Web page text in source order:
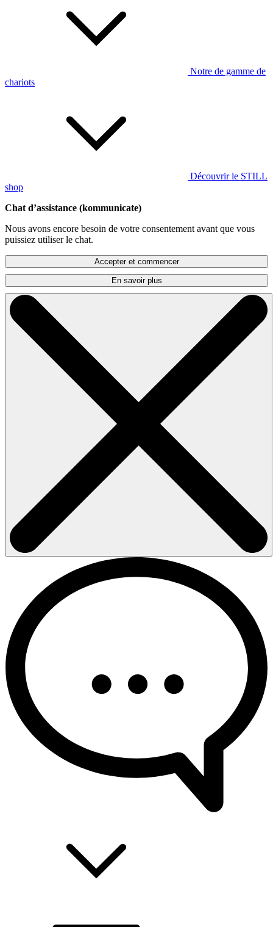
Notre de gamme de
chariots
Découvrir le STILL
shop
Chat d’assistance (kommunicate)
Nous avons encore besoin de votre consentement avant que vous
puissiez utiliser le chat.
Accepter et commencer
En savoir plus